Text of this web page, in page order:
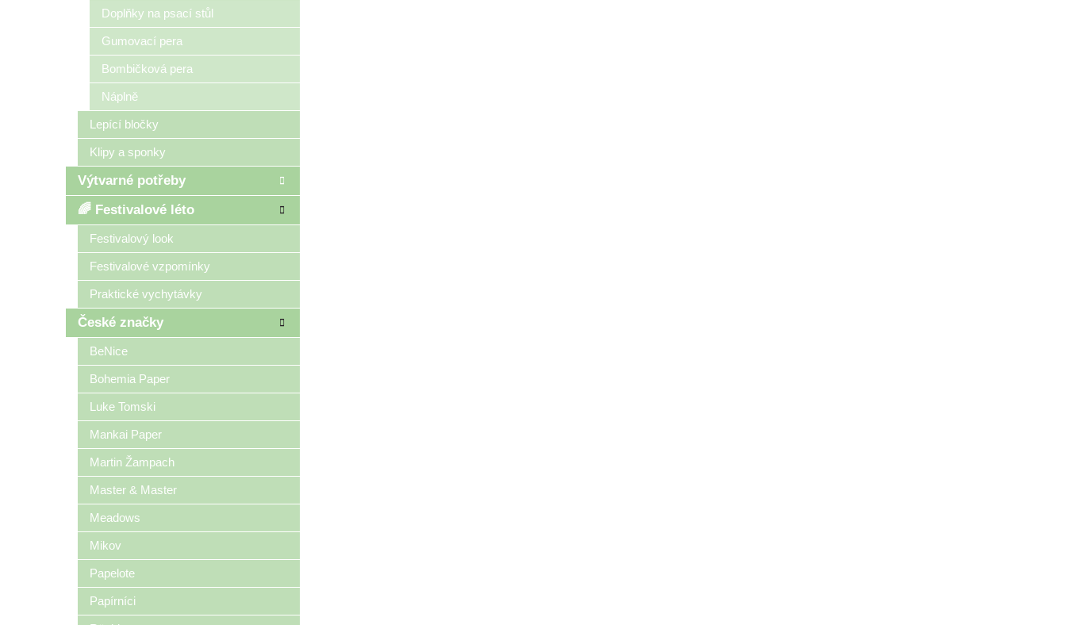
Doplňky na psací stůl
Gumovací pera
Bombičková pera
Náplně
Lepící bločky
Klipy a sponky
Výtvarné potřeby
🌈 Festivalové léto
Festivalový look
Festivalové vzpomínky
Praktické vychytávky
České značky
BeNice
Bohemia Paper
Luke Tomski
Mankai Paper
Martin Žampach
Master & Master
Meadows
Mikov
Papelote
Papírníci